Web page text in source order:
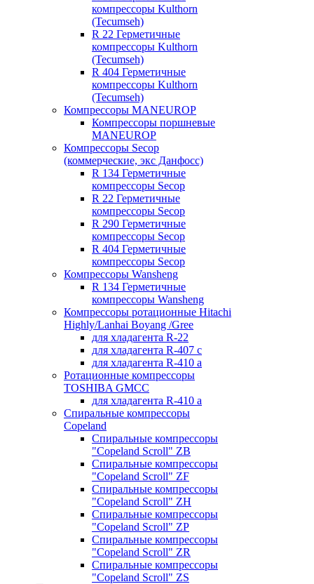
компрессоры Kulthorn
(Tecumseh)
R 22 Герметичные
компрессоры Kulthorn
(Tecumseh)
R 404 Герметичные
компрессоры Kulthorn
(Tecumseh)
Компрессоры MANEUROP
Компрессоры поршневые
MANEUROP
Компрессоры Secop
(коммерческие, экс Данфосс)
R 134 Герметичные
компрессоры Secop
R 22 Герметичные
компрессоры Secop
R 290 Герметичные
компрессоры Secop
R 404 Герметичные
компрессоры Secop
Компрессоры Wansheng
R 134 Герметичные
компрессоры Wansheng
Компрессоры ротационные Hitachi
Highly/Lanhai Boyang /Gree
для хладагента R-22
для хладагента R-407 с
для хладагента R-410 а
Ротационные компрессоры
TOSHIBA GMCC
для хладагента R-410 а
Спиральные компрессоры
Copeland
Спиральные компрессоры
"Copeland Scroll" ZB
Спиральные компрессоры
"Copeland Scroll" ZF
Спиральные компрессоры
"Copeland Scroll" ZH
Спиральные компрессоры
"Copeland Scroll" ZP
Спиральные компрессоры
"Copeland Scroll" ZR
Спиральные компрессоры
"Copeland Scroll" ZS